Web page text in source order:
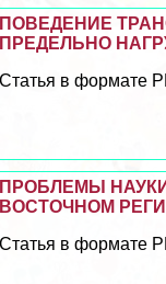
ПОВЕДЕНИЕ
ПРЕДЕЛЬНО
Статья в формате
ПРОБЛЕМЫ
ВОСТОЧНОМ
Статья в формате